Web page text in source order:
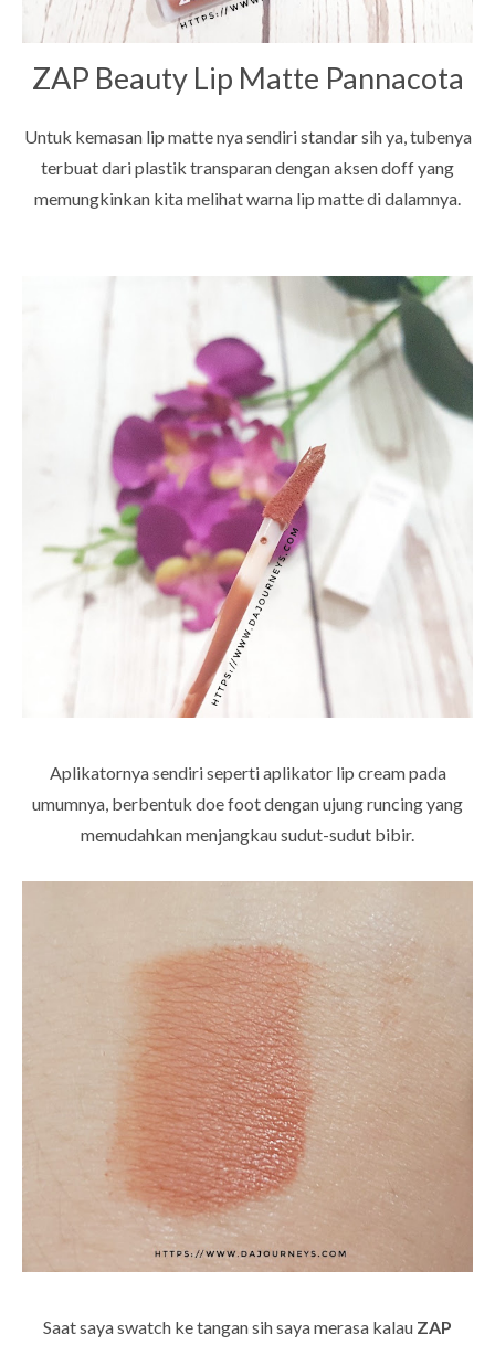
ZAP Beauty Lip Matte Pannacota
Untuk kemasan lip matte nya sendiri standar sih ya, tubenya
terbuat dari plastik transparan dengan aksen doff yang
memungkinkan kita melihat warna lip matte di dalamnya.
Aplikatornya sendiri seperti aplikator lip cream pada
umumnya, berbentuk doe foot dengan ujung runcing yang
memudahkan menjangkau sudut-sudut bibir.
Saat saya swatch ke tangan sih saya merasa kalau ZAP